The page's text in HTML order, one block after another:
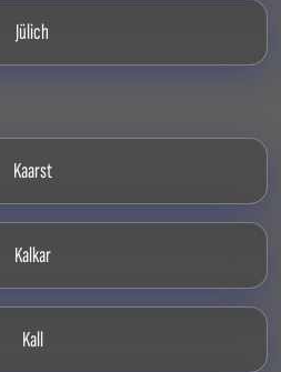
Jülich
Kaarst
Kalkar
Kall